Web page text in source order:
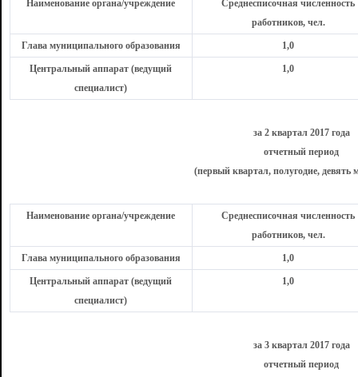
Наименование органа/учреждение
Среднесписочная численность
работников, чел.
Глава муниципального образования 1,0
Центральный аппарат (ведущий
специалист)
1,0
за 2 квартал 2017 года
отчетный период
(первый квартал, полугодие, девять
Наименование органа/учреждение
Среднесписочная численность
работников, чел.
Глава муниципального образования 1,0
Центральный аппарат (ведущий
специалист)
1,0
за 3 квартал 2017 года
отчетный период